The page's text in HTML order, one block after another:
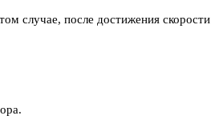
случае, после достижения скорости